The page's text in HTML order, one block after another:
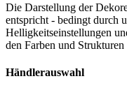
Die Darstellung der
entspricht - bedingt durch
Helligkeitseinstellungen
den Farben und
Händlerauswahl